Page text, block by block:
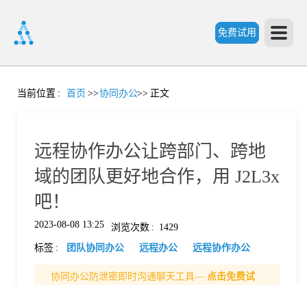
免费试用
首
当前位置 : 首页 >>协同办公>> 正文
远程协作办公让跨部门、跨地
域的团队更好地合作，用 J2L3x
吧！
2023-08-08 13:25 浏览次数 : 1429
标签 : 团队协同办公 远程办公 远程协作办公
协同办公防泄密即时沟通聊天工具— 点击免费试